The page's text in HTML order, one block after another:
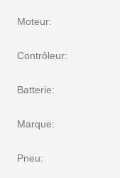
Moteur:
Contrôleur:
Batterie:
Marque:
Pneu: